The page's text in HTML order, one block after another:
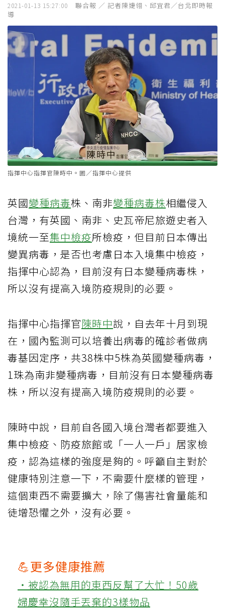
2021-01-13 15:27:00
聯合報 ／ 記者陳婕翎、邱宜君／台北即時報
導
指揮中心指揮官陳時中。圖／指揮中心提供
英國變種病毒株、南非變種病毒株相繼侵入
台灣，有英國、南非、史瓦帝尼旅遊史者入
境統一至集中檢疫所檢疫，但目前日本傳出
變異病毒，是否也考慮日本入境集中檢疫，
指揮中心認為，目前沒有日本變種病毒株，
所以沒有提高入境防疫規則的必要。
指揮中心指揮官陳時中說，自去年十月到現
在，國內監測可以培養出病毒的確診者做病
毒基因定序，共38株中5株為英國變種病毒，
1珠為南非變種病毒，目前沒有日本變種病毒
株，所以沒有提高入境防疫規則的必要。
陳時中說，目前自各國入境台灣者都要進入
集中檢疫、防疫旅館或「一人一戶」居家檢
疫，認為這樣的強度是夠的。呼籲自主對於
健康特別注意一下，不需要什麼樣的管理，
這個東西不需要擴大，除了傷害社會量能和
徒增恐懼之外，沒有必要。
💪更多健康推薦
‧被認為無用的東西反幫了大忙！50歲
婦慶幸沒隨手丟棄的3樣物品